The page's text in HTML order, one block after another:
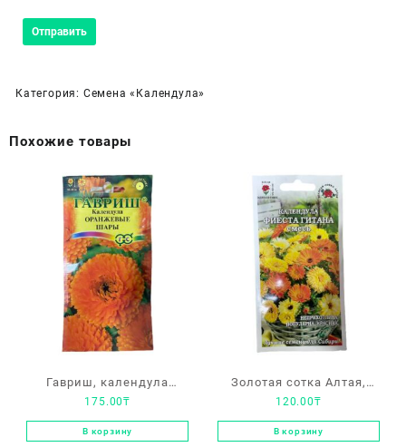
Категория: Семена «Календула»
Похожие товары
Гавриш, календула
«Оранжевые шары»
175.00₸
В корзину
Золотая сотка Алтая,
календула «Фиеста
гитана»
120.00₸
В корзину